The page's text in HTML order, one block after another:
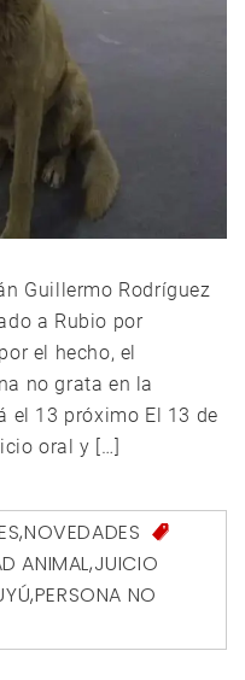
Guillermo Rodríguez
a Rubio por
el hecho, el
no grata en la
el 13 próximo El 13 de
oral y […]
,NOVEDADES
ANIMAL,JUICIO
,PERSONA NO